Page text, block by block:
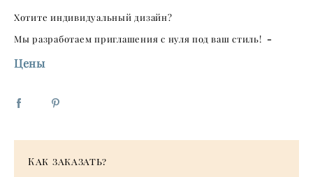
Хотите индивидуальный дизайн?
Мы разработаем приглашения с нуля под ваш стиль! -
Цены
Как заказать?